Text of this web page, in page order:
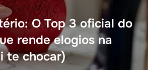
O Top 3 oficial do
rende elogios na
te chocar)